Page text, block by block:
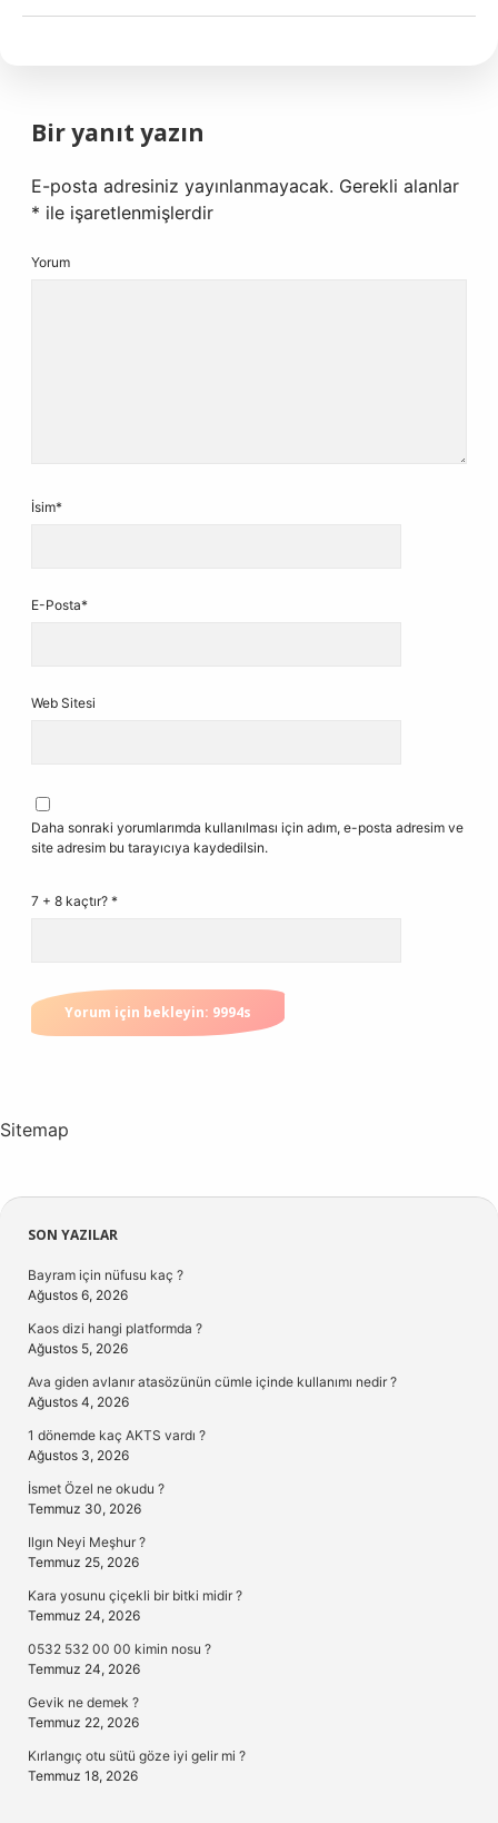
Bir yanıt yazın
E-posta adresiniz yayınlanmayacak. Gerekli alanlar
* ile işaretlenmişlerdir
Yorum
İsim*
E-Posta*
Web Sitesi
Daha sonraki yorumlarımda kullanılması için adım, e-posta adresim ve
site adresim bu tarayıcıya kaydedilsin.
7 + 8 kaçtır? *
Sitemap
Sidebar
SON YAZILAR
Bayram için nüfusu kaç ?
Ağustos 6, 2026
Kaos dizi hangi platformda ?
Ağustos 5, 2026
Ava giden avlanır atasözünün cümle içinde kullanımı nedir ?
Ağustos 4, 2026
1 dönemde kaç AKTS vardı ?
Ağustos 3, 2026
İsmet Özel ne okudu ?
Temmuz 30, 2026
Ilgın Neyi Meşhur ?
Temmuz 25, 2026
Kara yosunu çiçekli bir bitki midir ?
Temmuz 24, 2026
0532 532 00 00 kimin nosu ?
Temmuz 24, 2026
Gevik ne demek ?
Temmuz 22, 2026
Kırlangıç otu sütü göze iyi gelir mi ?
Temmuz 18, 2026